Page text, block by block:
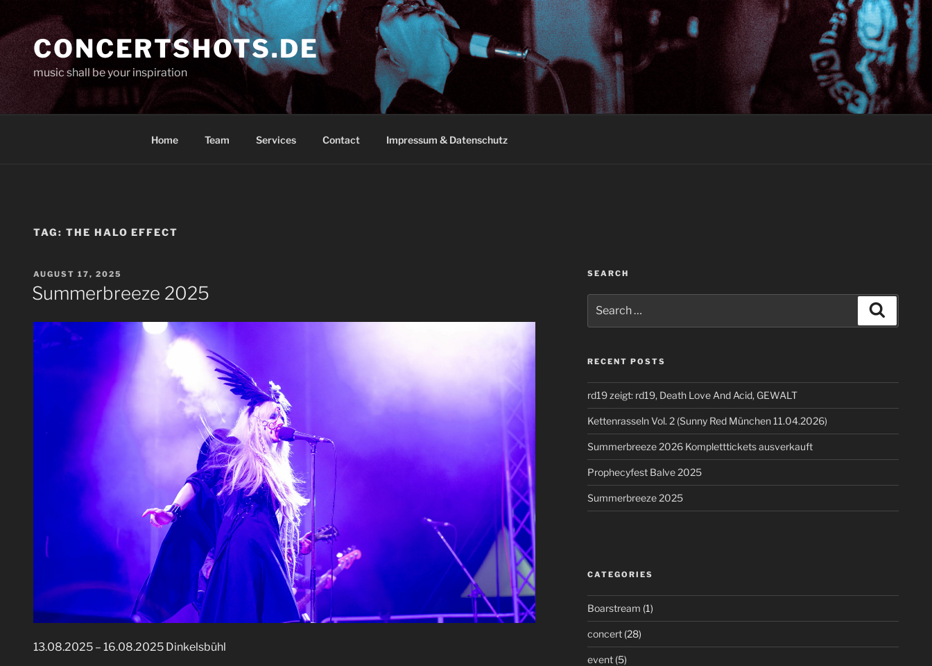
contentCONCERTSHOTS.DE
music shall be your inspiration
Home Team Services Contact Impressum & Datenschutz
TAG: THE HALO EFFECT
POSTED
ON
AUGUST 17, 2025
Summerbreeze 2025
13.08.2025 – 16.08.2025 Dinkelsbühl
SEARCH
for:
RECENT POSTS
rd19 zeigt: rd19, Death Love And Acid, GEWALT
Kettenrasseln Vol. 2 (Sunny Red München 11.04.2026)
Summerbreeze 2026 Kompletttickets ausverkauft
Prophecyfest Balve 2025
Summerbreeze 2025
CATEGORIES
Boarstream (1)
concert(28)
event(5)